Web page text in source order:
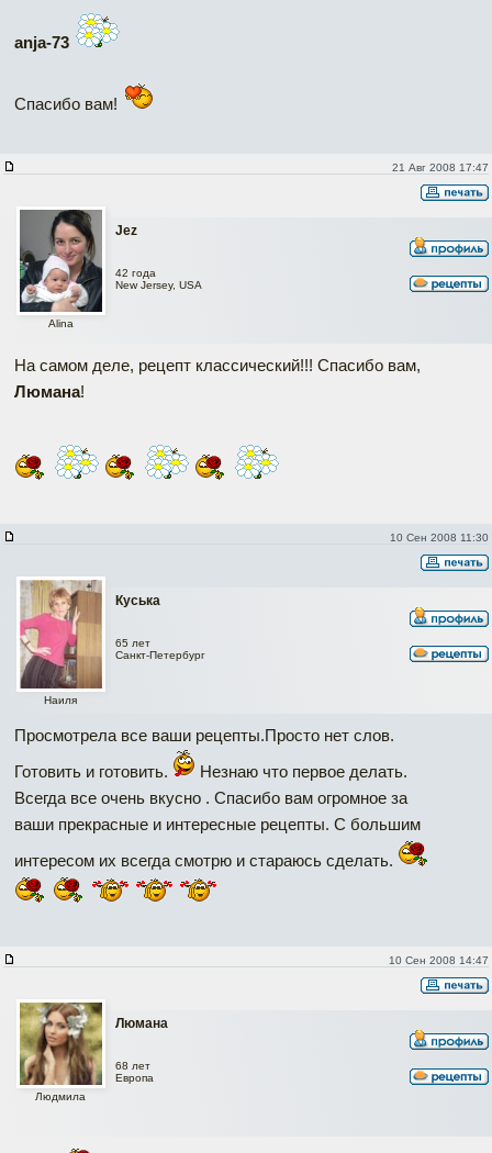
anja-73
Спасибо вам!
21 Авг 2008 17:47
Jez
Alina
42 года
New Jersey, USA
На самом деле, рецепт классический!!! Спасибо вам,
Люмана!
10 Сен 2008 11:30
Куська
Наиля
65 лет
Санкт-Петербург
Просмотрела все ваши рецепты.Просто нет слов.
Готовить и готовить.
Незнаю что первое делать.
Всегда все очень вкусно . Спасибо вам огромное за
ваши прекрасные и интересные рецепты. С большим
интересом их всегда смотрю и стараюсь сделать.
10 Сен 2008 14:47
Люмана
Людмила
68 лет
Европа